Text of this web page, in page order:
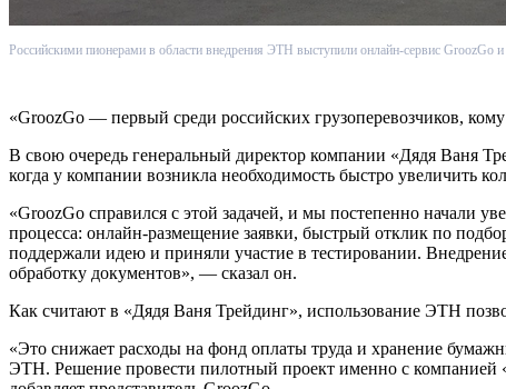
Российскими пионерами в области внедрения ЭТН выступили онлайн-сервис
«GroozGo — первый среди российских грузоперевозчиков,
В свою очередь генеральный директор компании «Дядя Ваня
когда у компании возникла необходимость быстро увеличить
«GroozGo справился с этой задачей, и мы постепенно начали
процесса: онлайн-размещение заявки, быстрый отклик по
поддержали идею и приняли участие в тестировании.
обработку документов», — сказал он.
Как считают в «Дядя Ваня Трейдинг», использование ЭТН
«Это снижает расходы на фонд оплаты труда и хранение
ЭТН. Решение провести пилотный проект именно с компанией